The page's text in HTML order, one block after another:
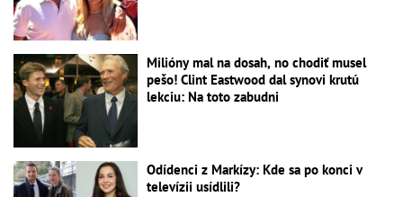
Milióny mal na dosah, no chodiť musel
pešo! Clint Eastwood dal synovi krutú
lekciu: Na toto zabudni
Odídenci z Markízy: Kde sa po konci v
televízii usídlili?